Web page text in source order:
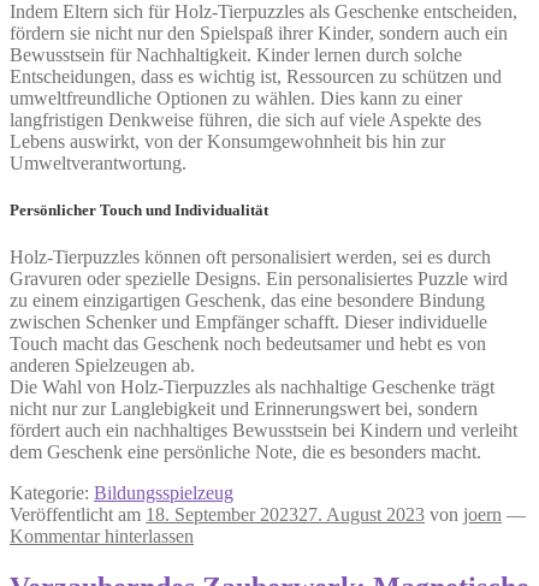
Indem Eltern sich für Holz-Tierpuzzles als Geschenke entscheiden,
fördern sie nicht nur den Spielspaß ihrer Kinder, sondern auch ein
Bewusstsein für Nachhaltigkeit. Kinder lernen durch solche
Entscheidungen, dass es wichtig ist, Ressourcen zu schützen und
umweltfreundliche Optionen zu wählen. Dies kann zu einer
langfristigen Denkweise führen, die sich auf viele Aspekte des
Lebens auswirkt, von der Konsumgewohnheit bis hin zur
Umweltverantwortung.
Persönlicher Touch und Individualität
Holz-Tierpuzzles können oft personalisiert werden, sei es durch
Gravuren oder spezielle Designs. Ein personalisiertes Puzzle wird
zu einem einzigartigen Geschenk, das eine besondere Bindung
zwischen Schenker und Empfänger schafft. Dieser individuelle
Touch macht das Geschenk noch bedeutsamer und hebt es von
anderen Spielzeugen ab.
Die Wahl von Holz-Tierpuzzles als nachhaltige Geschenke trägt
nicht nur zur Langlebigkeit und Erinnerungswert bei, sondern
fördert auch ein nachhaltiges Bewusstsein bei Kindern und verleiht
dem Geschenk eine persönliche Note, die es besonders macht.
Kategorie: Bildungsspielzeug
Veröffentlicht am 18. September 202327. August 2023 von joern —
Kommentar hinterlassen